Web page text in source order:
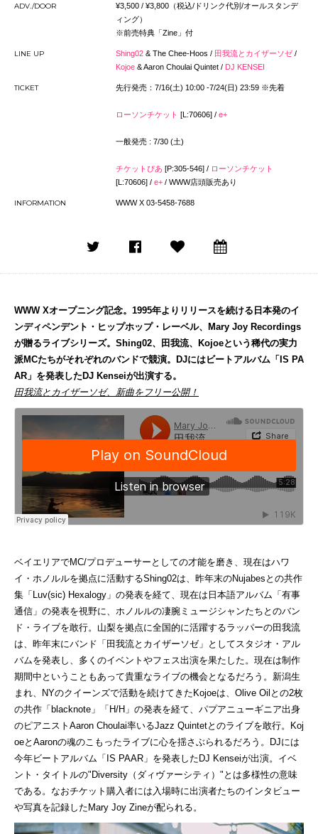
ADV./DOOR
¥3,500 / ¥3,800（税込/ドリンク代別/オールスタンデ
ィング）
※前売特典「Zine」付
LINE UP Shing02& The Chee-Hoos / 田我流とカイザーソゼ/
Kojoe& Aaron Choulai Quintet / DJ KENSEI
TICKET 先行発売：7/16(土) 10:00 -7/24(日) 23:59 ※先着
ローソンチケット [L:70606] / e+
一般発売 : 7/30 (土)
チケットぴあ [P:305-546] / ローソンチケット
[L:70606] / e+/ WWW店頭販売あり
INFORMATION WWW X 03-5458-7688
WWW Xオープニング記念。 1995年よりリリースを続ける日本発のイ
ンディペンデント・ ヒップホップ・レーベル、Mary Joy Recordings
が贈るライブシリーズ。Shing02、 田我流、 Kojoeという稀代の実力
派MCたちがそれぞれのバンドで競演。DJにはビートアルバム「IS PA
AR」を発表したDJ Kenseiが出演する。
田我流とカイザーソゼ、新曲をフリー公開！
ベイエリアでMC/プロデューサーとしての才能を磨き、現在はハワ
イ・ホノルルを拠点に活動するShing02は、昨年末のNujabesとの共作
集「Luv(sic) Hexalogy」の発表を経て、現在は日本語アルバム「有事
通信」の発表を視野に、ホノルルの凄腕ミュージシャンたちとのバン
ド・ライブを敢行。山梨を拠点に全国的に活躍するラッパーの田我流
は、昨年末にバンド「田我流とカイザーソゼ」としてスタジオ・アル
バムを発表し、多くのイベントやフェス出演を果たした。現在は制作
期間中ということもあって貴重なライブの機会となるだろう。新潟生
まれ、NYのクイーンズで活動を続けてきたKojoeは、Olive Oilとの2枚
の共作「blacknote」「H/H」の発表を経て、パプアニューギニア出身
のピアニストAaron Choulai率いるJazz Quintetとのライブを敢行。Koj
oeとAaronの魂のこもったライブに心を揺さぶられるだろう。DJには
今年ビートアルバム「IS PAAR」を発表したDJ Kenseiが出演。イベ
ント・タイトルの"Diversity（ダィヴァーシティ）"とは多様性の意味
である。なおチケット購入者には入場時に出演者たちのインタビュー
や写真を記録したMary Joy Zineが配られる。